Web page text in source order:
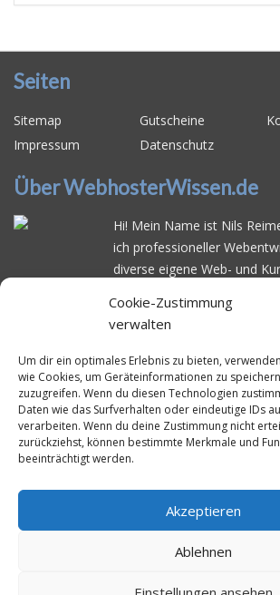
Cookie-Zustimmung
verwalten
Um dir ein optimales Erlebnis zu bieten,
wie Cookies, um Geräteinformationen zu
zuzugreifen. Wenn du diesen Technologien
Daten wie das Surfverhalten oder eindeutige IDs
verarbeiten. Wenn du deine Zustimmung nicht
zurückziehst, können bestimmte Merkmale und
beeinträchtigt werden.
Akzeptieren
Ablehnen
Seiten
Sitemap Gutscheine
Impressum
Datenschutz
Über WebhosterWissen.de
Hi! Mein Name ist Nils
ich professioneller
diverse eigene Web- und
schwierig ist gutes
vielen Anbietern ärgert man
Serverausfälleoder über
Ladezeiten. Deswegen
angefangen, die
systematisch zu testen und
Erreichbarkeit und Ladezeit
Website basierend auf dem
System WordPress zu
WebhosterWissen.de werte
Messungen kontinuierlich
unabhängige Empfehlungen